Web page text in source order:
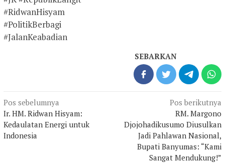
#RidwanHisyam
#PolitikBerbagi
#JalanKeabadian
SEBARKAN
Navigasi
pos
Pos sebelumnya
Ir. HM. Ridwan Hisyam:
Kedaulatan Energi untuk
Indonesia
Pos berikutnya
RM. Margono
Djojohadikusumo Diusulkan
Jadi Pahlawan Nasional,
Bupati Banyumas: “Kami
Sangat Mendukung!”